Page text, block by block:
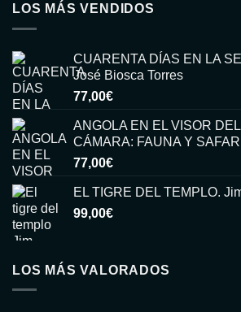
LOS MÁS VENDIDOS
CUARENTA DÍAS EN LA
José Biosca Torres
77,00€
ANGOLA EN EL VISOR
CÁMARA: FAUNA Y
77,00€
EL TIGRE DEL TEMPLO.
99,00€
LOS MÁS VALORADOS